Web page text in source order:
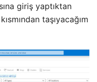
giriş yaptıktan
taşıyacağım